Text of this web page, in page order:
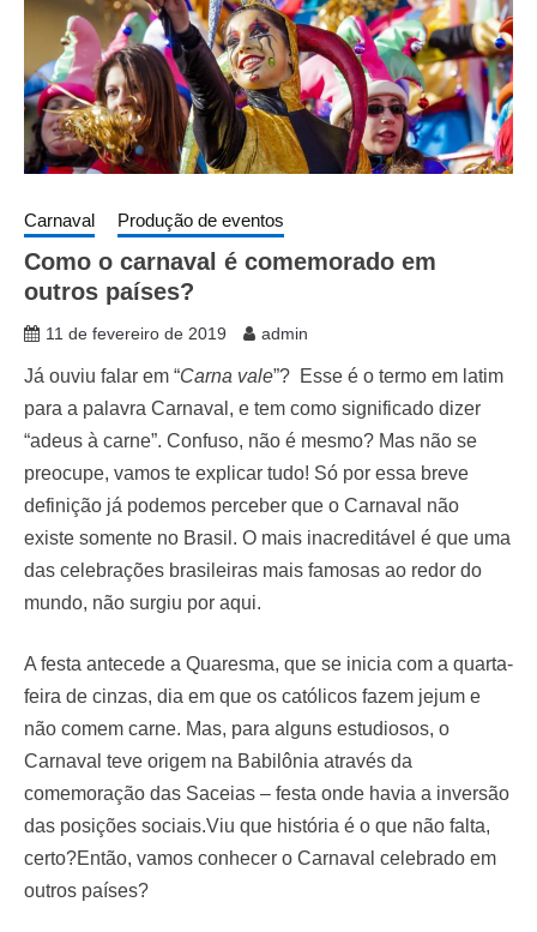
Carnaval Produção de eventos
Como o carnaval é comemorado em
outros países?
11 de fevereiro de 2019 admin
Já ouviu falar em “Carna vale”? Esse é o termo em latim
para a palavra Carnaval, e tem como significado dizer
“adeus à carne”. Confuso, não é mesmo? Mas não se
preocupe, vamos te explicar tudo! Só por essa breve
definição já podemos perceber que o Carnaval não
existe somente no Brasil. O mais inacreditável é que uma
das celebrações brasileiras mais famosas ao redor do
mundo, não surgiu por aqui.
A festa antecede a Quaresma, que se inicia com a quarta-
feira de cinzas, dia em que os católicos fazem jejum e
não comem carne. Mas, para alguns estudiosos, o
Carnaval teve origem na Babilônia através da
comemoração das Saceias – festa onde havia a inversão
das posições sociais.Viu que história é o que não falta,
certo?Então, vamos conhecer o Carnaval celebrado em
outros países?